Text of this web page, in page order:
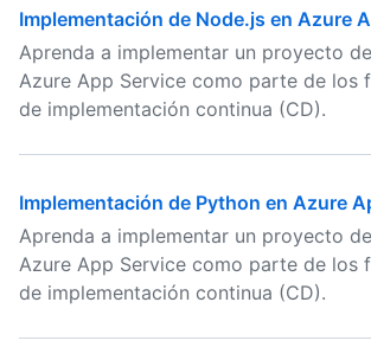
Implementación de Node.js en Azure
Aprenda a implementar un proyecto
Azure App Service como parte de los
de implementación continua (CD).
Implementación de Python en Azure
Aprenda a implementar un proyecto
Azure App Service como parte de los
de implementación continua (CD).